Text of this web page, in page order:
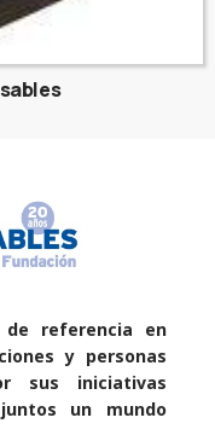
de referencia en
y personas
sus iniciativas
un mundo